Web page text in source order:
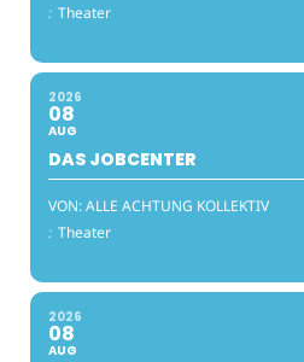
: Theater
2026
08
AUG
DAS JOBCENTER
VON: ALLE ACHTUNG KOLLEKTIV
: Theater
2026
08
AUG